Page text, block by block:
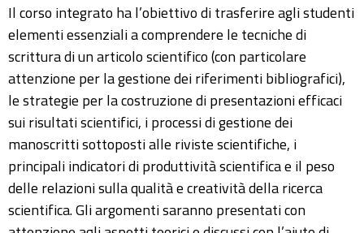
Il corso integrato ha l’obiettivo di trasferire agli studenti
elementi essenziali a comprendere le tecniche di
scrittura di un articolo scientifico (con particolare
attenzione per la gestione dei riferimenti bibliografici),
le strategie per la costruzione di presentazioni efficaci
sui risultati scientifici, i processi di gestione dei
manoscritti sottoposti alle riviste scientifiche, i
principali indicatori di produttività scientifica e il peso
delle relazioni sulla qualità e creatività della ricerca
scientifica. Gli argomenti saranno presentati con